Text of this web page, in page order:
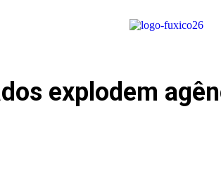
explodem